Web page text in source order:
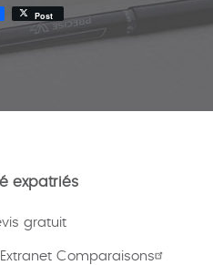
Post
expatriés
gratuit
Comparaisons